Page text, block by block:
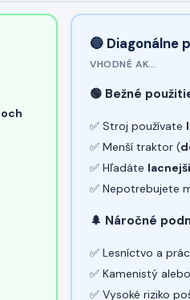
🔵 Diagonálne
VHODNÉ AK…
🟢 Bežné
✅ Stroj používate
✅ Menší traktor (
✅ Hľadáte
✅ Nepotrebujete
🌲 Náročné
✅ Lesníctvo a
✅ Kamenistý
✅ Vysoké riziko